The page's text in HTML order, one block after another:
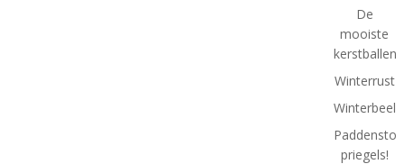
De
mooiste
kerstballen
Winterrust
priegels!